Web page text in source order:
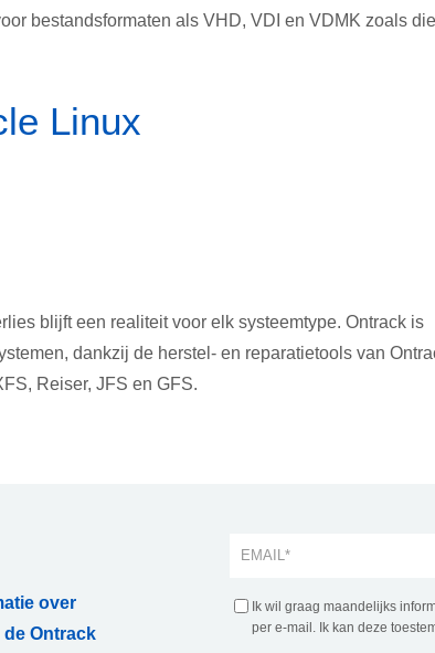
bestandsformaten als VHD, VDI en VDMK zoals die
Linux
blijft een realiteit voor elk systeemtype. Ontrack is
dankzij de herstel- en reparatietools van
Reiser, JFS en GFS.
over
de Ontrack
Ik wil graag maandelijks
per e-mail. Ik kan deze